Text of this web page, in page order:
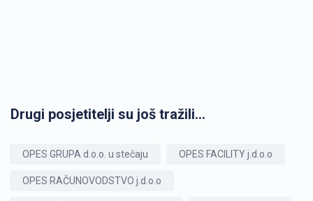
Drugi posjetitelji su još tražili...
OPES GRUPA d.o.o. u stečaju OPES FACILITY j.d.o.o
OPES RAČUNOVODSTVO j.d.o.o